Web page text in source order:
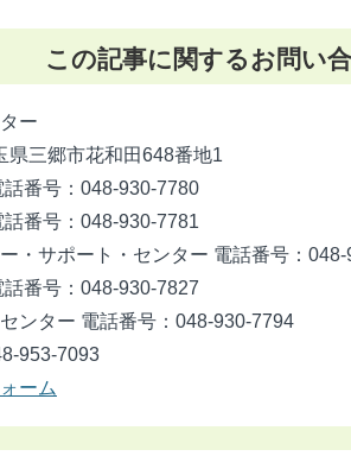
この記事に関するお問い
ー
県三郷市花和田648番地1
話番号：048-930-7780
番号：048-930-7781
・サポート・センター 電話番号：
番号：048-930-7827
ンター 電話番号：048-930-7794
953-7093
ーム